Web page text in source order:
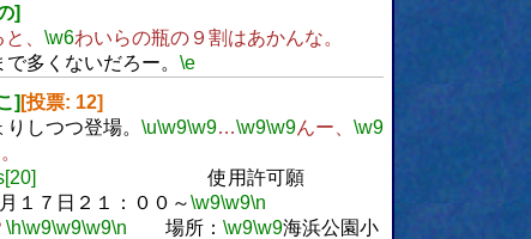
]
、 \w6わいらの瓶の９割はあかんな。
多くないだろー。 \e
] [投票: 12]
しつつ登場。 \u\w9\w9…\w9\w9んー、 \w9
使用許可願
１７日２１：００～\w9\w9\n
\h\w9\w9\w9\n 場所： \w9\w9海浜公園小